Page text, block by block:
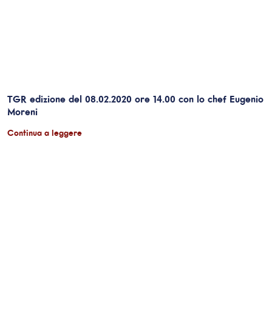
TGR edizione del 08.02.2020 ore 14.00 con lo chef Eugenio
Moreni
Continua a leggere